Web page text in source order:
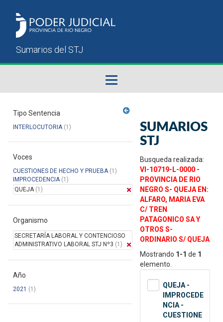
Sumarios del STJ
Manual del Usuario
Tipo Sentencia
INTERLOCUTORIA(1)
Voces
CUESTIONES DE HECHO Y PRUEBA(1)
IMPROCEDENCIA(1)
QUEJA(1)
Organismo
SECRETARÍA LABORAL Y CONTENCIOSO
ADMINISTRATIVO LABORAL STJ Nº3 (1)
Año
2021 (1)
SUMARIOS
STJ
Busqueda realizada:
VI-10719-L-0000 -
PROVINCIA DE RIO
NEGRO S- QUEJA EN:
ALFARO, MARIA EVA
C/ TREN
PATAGONICO SA Y
OTROS S-
ORDINARIO S/ QUEJA
Mostrando 1-1 de 1
elemento.
QUEJA -
IMPROCEDE
NCIA -
CUESTIONE